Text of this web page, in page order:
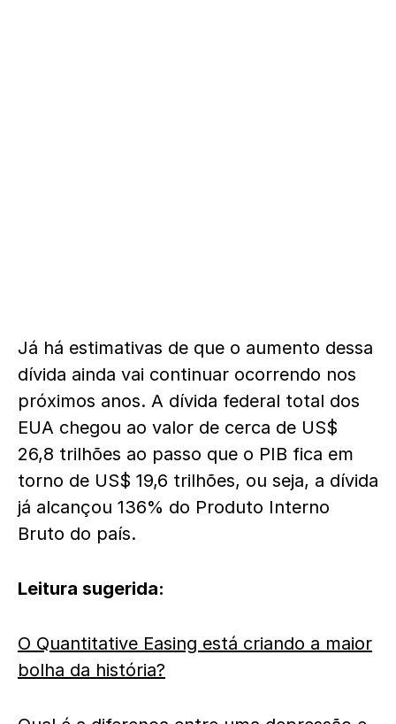
Já há estimativas de que o aumento dessa
dívida ainda vai continuar ocorrendo nos
próximos anos. A dívida federal total dos
EUA chegou ao valor de cerca de US$
26,8 trilhões ao passo que o PIB fica em
torno de US$ 19,6 trilhões, ou seja, a dívida
já alcançou 136% do Produto Interno
Bruto do país.
Leitura sugerida:
O Quantitative Easing está criando a maior
bolha da história?